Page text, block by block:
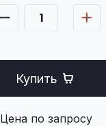
Купить
Цена по запросу